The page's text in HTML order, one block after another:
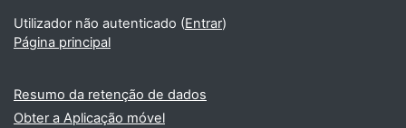
Utilizador não autenticado (Entrar)
Página principal
Resumo da retenção de dados
Obter a Aplicação móvel